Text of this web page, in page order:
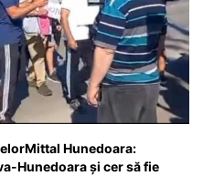
Hunedoara:
Hunedoara și cer să fie